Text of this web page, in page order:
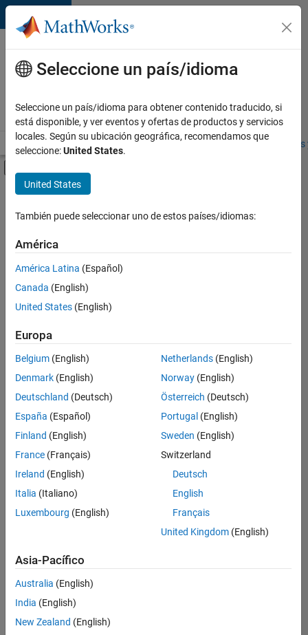
Saltar al contenido
Ofertas
de
empleo
MathWorks
Visión general Búsqueda de empleo Oficinas locales
Contenido principal
FILTRADO POR
Legal
Ordenar por
Guardar
empleos
seleccionados
No se
han
traducido
todos
los
empleos.
Busque
por
ubicación
todos
empleos
en su
zona.
Seleccione un país/idioma
Seleccione un país/idioma para obtener contenido traducido, si
está disponible, y ver eventos y ofertas de productos y servicios
locales. Según su ubicación geográfica, recomendamos que
seleccione:United States.
United States
También puede seleccionar uno de estos países/idiomas:
América
América Latina (Español)
Canada (English)
United States (English)
Europa
Belgium (English)
Denmark (English)
Deutschland (Deutsch)
España (Español)
Finland (English)
France (Français)
Ireland (English)
Italia (Italiano)
Luxembourg (English)
Netherlands(English)
Norway(English)
Österreich (Deutsch)
Portugal (English)
Sweden (English)
Switzerland
Deutsch
English
Français
United Kingdom(English)
Asia-Pacífico
Australia (English)
India (English)
New Zealand (English)